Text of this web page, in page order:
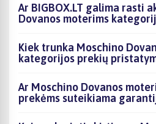
Ar BIGBOX.LT galima rasti
Dovanos moterims
Kiek trunka Moschino
kategorijos prekių
Ar Moschino Dovanos
prekėms suteikiama